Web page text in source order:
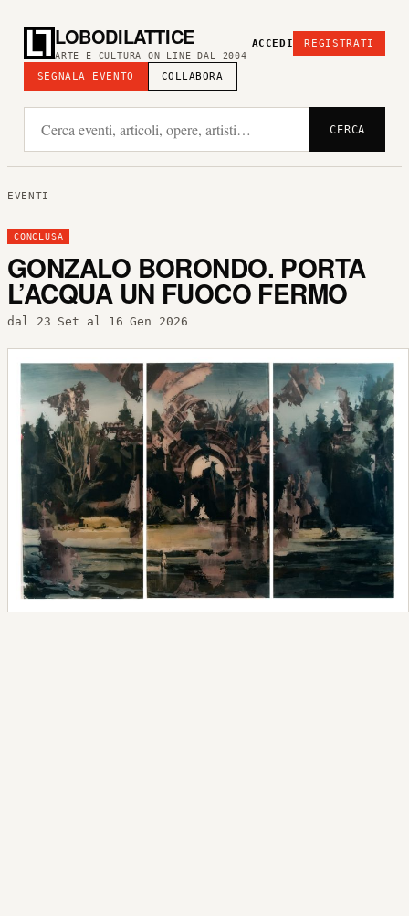
LOBODILATTICE
ARTE E CULTURA ON LINE DAL 2004
SEGNALA EVENTO COLLABORA
ACCEDI REGISTRATI
CERCA
EVENTI
CONCLUSA
GONZALO BORONDO. PORTA
L’ACQUA UN FUOCO FERMO
dal 23 Set al 16 Gen 2026